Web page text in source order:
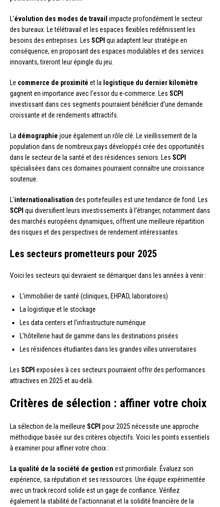
L’évolution des modes de travail impacte profondément le secteur
des bureaux. Le télétravail et les espaces flexibles redéfinissent les
besoins des entreprises. Les SCPI qui adaptent leur stratégie en
conséquence, en proposant des espaces modulables et des services
innovants, tireront leur épingle du jeu.
Le commerce de proximité et la logistique du dernier kilomètre
gagnent en importance avec l’essor du e-commerce. Les SCPI
investissant dans ces segments pourraient bénéficier d’une demande
croissante et de rendements attractifs.
La démographie joue également un rôle clé. Le vieillissement de la
population dans de nombreux pays développés crée des opportunités
dans le secteur de la santé et des résidences seniors. Les SCPI
spécialisées dans ces domaines pourraient connaître une croissance
soutenue.
L’internationalisation des portefeuilles est une tendance de fond. Les
SCPI qui diversifient leurs investissements à l’étranger, notamment dans
des marchés européens dynamiques, offrent une meilleure répartition
des risques et des perspectives de rendement intéressantes.
Les secteurs prometteurs pour 2025
Voici les secteurs qui devraient se démarquer dans les années à venir :
L’immobilier de santé (cliniques, EHPAD, laboratoires)
La logistique et le stockage
Les data centers et l’infrastructure numérique
L’hôtellerie haut de gamme dans les destinations prisées
Les résidences étudiantes dans les grandes villes universitaires
Les SCPI exposées à ces secteurs pourraient offrir des performances
attractives en 2025 et au-delà.
Critères de sélection : affiner votre choix
La sélection de la meilleure SCPI pour 2025 nécessite une approche
méthodique basée sur des critères objectifs. Voici les points essentiels
à examiner pour affiner votre choix :
La qualité de la société de gestion est primordiale. Évaluez son
expérience, sa réputation et ses ressources. Une équipe expérimentée
avec un track record solide est un gage de confiance. Vérifiez
également la stabilité de l’actionnariat et la solidité financière de la